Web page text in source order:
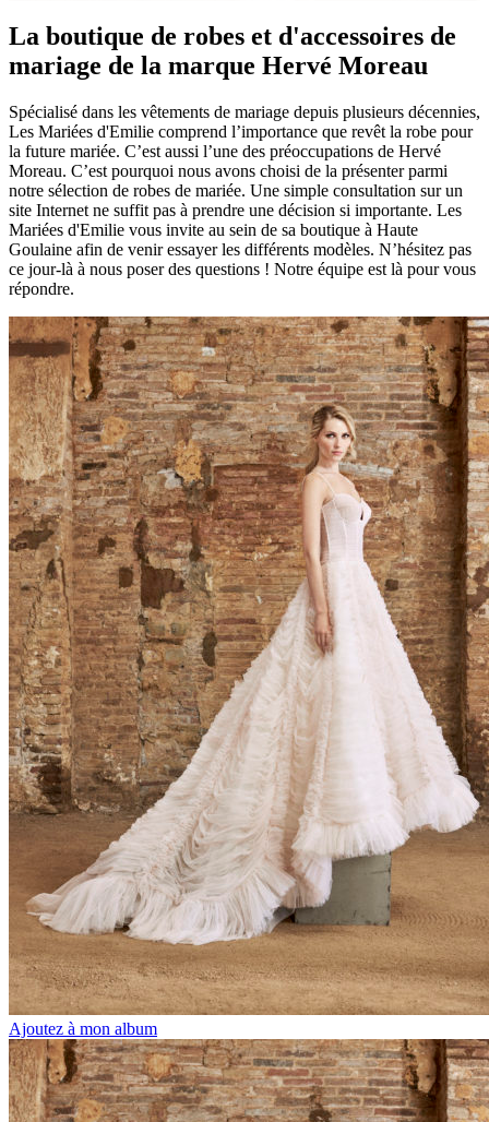
La boutique de robes et d'accessoires de
mariage de la marque Hervé Moreau
Spécialisé dans les vêtements de mariage depuis plusieurs décennies,
Les Mariées d'Emilie comprend l’importance que revêt la robe pour
la future mariée. C’est aussi l’une des préoccupations de Hervé
Moreau. C’est pourquoi nous avons choisi de la présenter parmi
notre sélection de robes de mariée. Une simple consultation sur un
site Internet ne suffit pas à prendre une décision si importante. Les
Mariées d'Emilie vous invite au sein de sa boutique à Haute
Goulaine afin de venir essayer les différents modèles. N’hésitez pas
ce jour-là à nous poser des questions ! Notre équipe est là pour vous
répondre.
Ajoutez à mon album